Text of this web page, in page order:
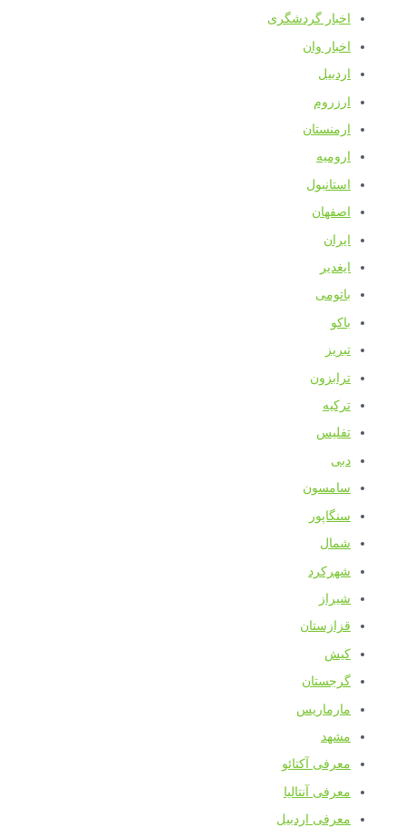
اخبار گردشگری
اخبار وان
اردبیل
ارزروم
ارمنستان
ارومیه
استانبول
اصفهان
ایران
ایغدیر
باتومی
باکو
تبریز
ترابزون
ترکیه
تفلیس
دبی
سامسون
سنگاپور
شمال
شهرکرد
شیراز
قزازستان
کیش
گرجستان
مارماریس
مشهد
معرفی آکتائو
معرفی آنتالیا
معرفی اردبیل